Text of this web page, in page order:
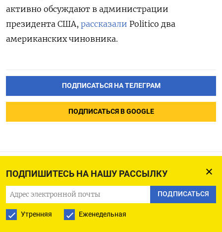
ПОДПИШИТЕСЬ НА НАШУ РАССЫЛКУ
ПОДПИСАТЬСЯ
Утренняя Еженедельная
активно обсуждают в администрации
президента США, рассказали Politico два
американских чиновника.
ПОДПИСАТЬСЯ НА ТЕЛЕГРАМ
ПОДПИСАТЬСЯ В GOOGLE
Писателя Акунина внесли в
перечень террористов
18.12.2023